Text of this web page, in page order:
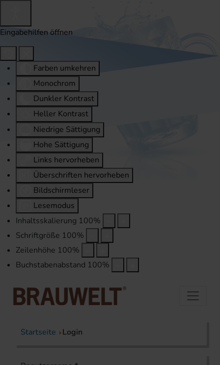
Eingabehilfen öffnen
Farben umkehren
Monochrom
Dunkler Kontrast
Heller Kontrast
Niedrige Sättigung
Hohe Sättigung
Links hervorheben
Überschriften hervorheben
Bildschirmleser
Lesemodus
Inhaltsskalierung 100%
Schriftgröße 100%
Zeilenhöhe 100%
Buchstabenabstand 100%
Startseite Login